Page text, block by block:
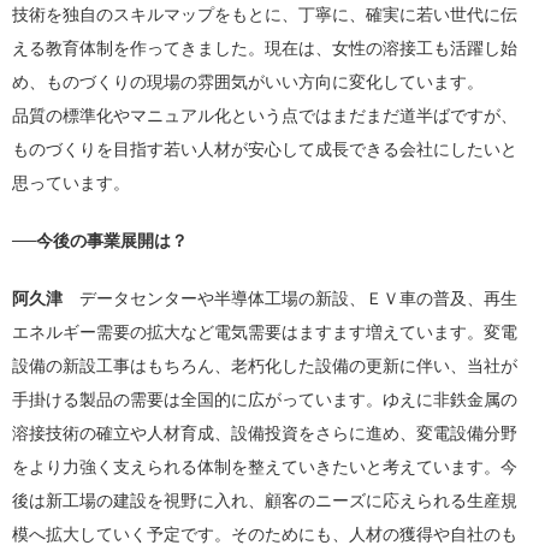
技術を独自のスキルマップをもとに、丁寧に、確実に若い世代に伝
える教育体制を作ってきました。現在は、女性の溶接工も活躍し始
め、ものづくりの現場の雰囲気がいい方向に変化しています。
品質の標準化やマニュアル化という点ではまだまだ道半ばですが、
ものづくりを目指す若い人材が安心して成長できる会社にしたいと
思っています。
──今後の事業展開は？
阿久津 データセンターや半導体工場の新設、ＥＶ車の普及、再生
エネルギー需要の拡大など電気需要はますます増えています。変電
設備の新設工事はもちろん、老朽化した設備の更新に伴い、当社が
手掛ける製品の需要は全国的に広がっています。ゆえに非鉄金属の
溶接技術の確立や人材育成、設備投資をさらに進め、変電設備分野
をより力強く支えられる体制を整えていきたいと考えています。今
後は新工場の建設を視野に入れ、顧客のニーズに応えられる生産規
模へ拡大していく予定です。そのためにも、人材の獲得や自社のも